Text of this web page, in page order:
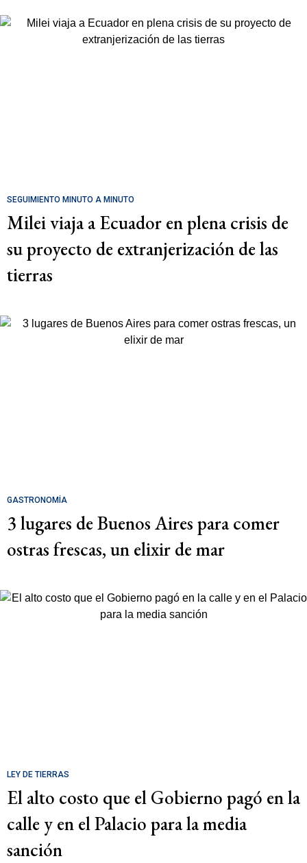
SEGUIMIENTO MINUTO A MINUTO
Milei viaja a Ecuador en plena crisis de
su proyecto de extranjerización de las
tierras
GASTRONOMÍA
3 lugares de Buenos Aires para comer
ostras frescas, un elixir de mar
LEY DE TIERRAS
El alto costo que el Gobierno pagó en la
calle y en el Palacio para la media
sanción